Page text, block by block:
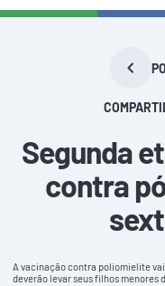
Segunda
contra
A vacinação contra poliomielite
deverão levar seus filhos menores